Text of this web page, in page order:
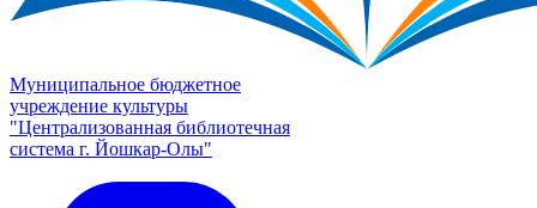
Муниципальное бюджетное
учреждение культуры
"Централизованная библиотечная
система г. Йошкар-Олы"